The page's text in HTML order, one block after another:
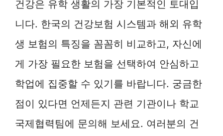
건강은 유학 생활의 가장 기본적인 토대입
니다. 한국의 건강보험 시스템과 해외 유학
생 보험의 특징을 꼼꼼히 비교하고, 자신에
게 가장 필요한 보험을 선택하여 안심하고
학업에 집중할 수 있기를 바랍니다. 궁금한
점이 있다면 언제든지 관련 기관이나 학교
국제협력팀에 문의해 보세요. 여러분의 건